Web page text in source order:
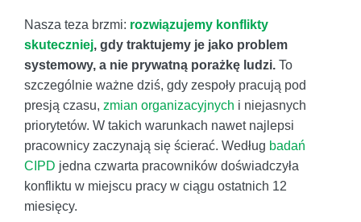
Nasza teza brzmi: rozwiązujemy konflikty
skuteczniej, gdy traktujemy je jako problem
systemowy, a nie prywatną porażkę ludzi. To
szczególnie ważne dziś, gdy zespoły pracują pod
presją czasu, zmian organizacyjnych i niejasnych
priorytetów. W takich warunkach nawet najlepsi
pracownicy zaczynają się ścierać. Według badań
CIPD jedna czwarta pracowników doświadczyła
konfliktu w miejscu pracy w ciągu ostatnich 12
miesięcy.